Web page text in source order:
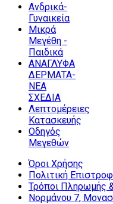
Ανδρικά-
Γυναικεία
Μικρά
Μεγέθη -
Παιδικά
ΑΝΑΓΛΥΦΑ
ΔΕΡΜΑΤΑ-
ΝΕΑ
ΣΧΕΔΙΑ
Λεπτομέρειες
Κατασκευής
Οδηγός
Μεγεθών
Όροι Χρήσης
Πολιτική
Τρόποι Πληρωμής
Νορμάνου 7,